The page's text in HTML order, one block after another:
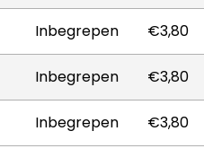
Inbegrepen €3,80
Inbegrepen €3,80
Inbegrepen €3,80